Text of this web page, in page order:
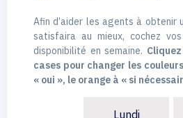
Afin d’aider les agents à obtenir
satisfaira au mieux, cochez
disponibilité en semaine.
cases pour changer les
« oui », le orange à « si
Lundi